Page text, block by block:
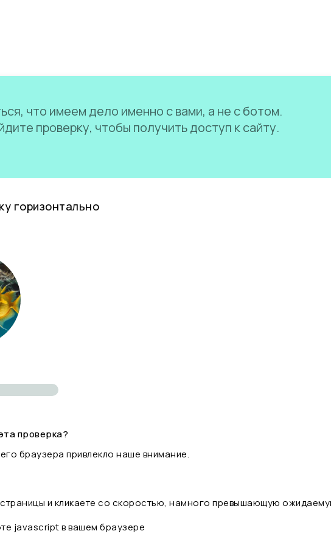
что имеем дело именно с вами, а не с ботом.
проверку, чтобы получить доступ к сайту.
горизонтально
проверка?
браузера привлекло наше внимание.
и кликаете со скоростью, намного превышающую
javascript в вашем браузере